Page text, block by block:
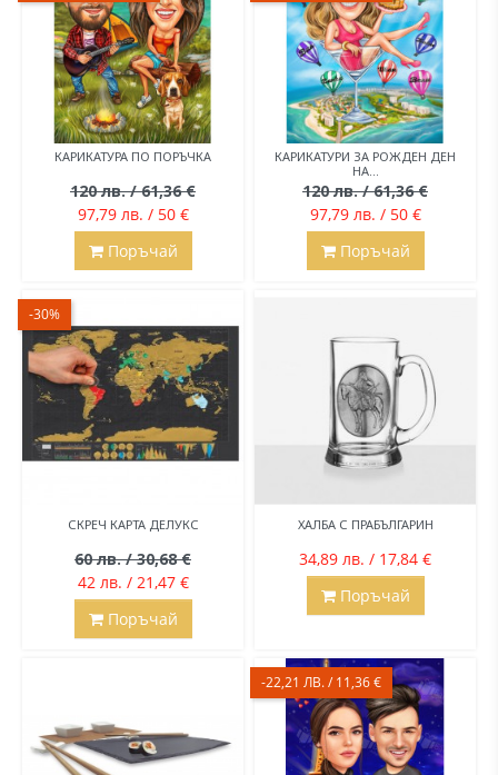
КАРИКАТУРА ПО ПОРЪЧКА
120 лв. / 61,36 €
97,79 лв. / 50 €
Поръчай
КАРИКАТУРИ ЗА РОЖДЕН ДЕН
НА...
120 лв. / 61,36 €
97,79 лв. / 50 €
Поръчай
СКРЕЧ КАРТА ДЕЛУКС
60 лв. / 30,68 €
42 лв. / 21,47 €
-30%
Поръчай
ХАЛБА С ПРАБЪЛГАРИН
34,89 лв. / 17,84 €
Поръчай
-22,21 ЛВ. / 11,36 €